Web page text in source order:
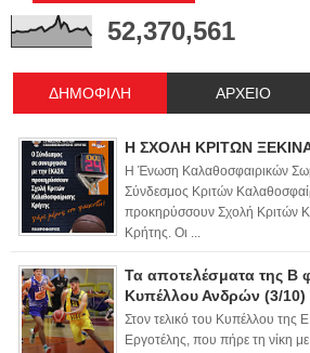
52,370,561
ΔΗΜΟΦΙΛΗ ΑΡΧΕΙΟ
Η ΣΧΟΛΗ ΚΡΙΤΩΝ
Η Ένωση Καλαθοσφαιρικών
Σύνδεσμος Κριτών
προκηρύσσουν Σχολή Κριτών
Κρήτης. Οι ...
Τα αποτελέσματα της Β
Κυπέλλου Ανδρών (3/10)
Στον τελικό του Κυπέλλου της
Εργοτέλης, που πήρε τη νίκη